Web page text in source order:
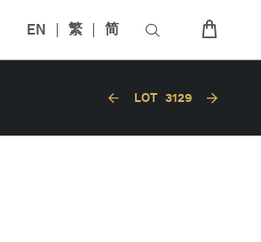
EN 繁 简
LOT 3129